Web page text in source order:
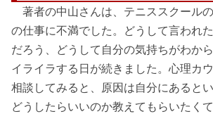
著者の中山さんは、テニススクール
の仕事に不満でした。どうして言われ
だろう、どうして自分の気持ちがわか
イライラする日が続きました。心理カ
相談してみると、原因は自分にあると
どうしたらいいのか教えてもらいたく